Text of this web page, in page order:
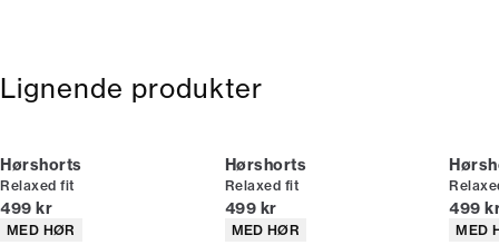
og online.
* Rabatten gælder alle ikke-nedsatte varer.
Lignende produkter
Hørshorts
Relaxed fit
I alt (inkl. rabat)
499 kr
Produkt egenskaber
MED HØR
Hørshorts
Relaxed fit
I alt (inkl. rabat)
499 kr
Produkt egenskaber
MED HØR
I alt
499
MED